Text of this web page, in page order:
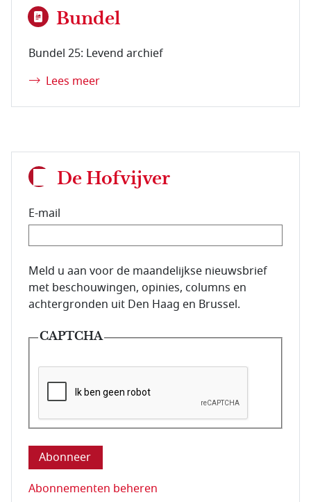
Bundel
Bundel 25: Levend archief
Lees meer
De Hofvijver
E-mail
E-mailadres van de abonnee.
Meld u aan voor de maandelijkse nieuwsbrief
met beschouwingen, opinies, columns en
achtergronden uit Den Haag en Brussel.
CAPTCHA
Deze vraag is om te controleren dat u een mens
Abonnementen beheren